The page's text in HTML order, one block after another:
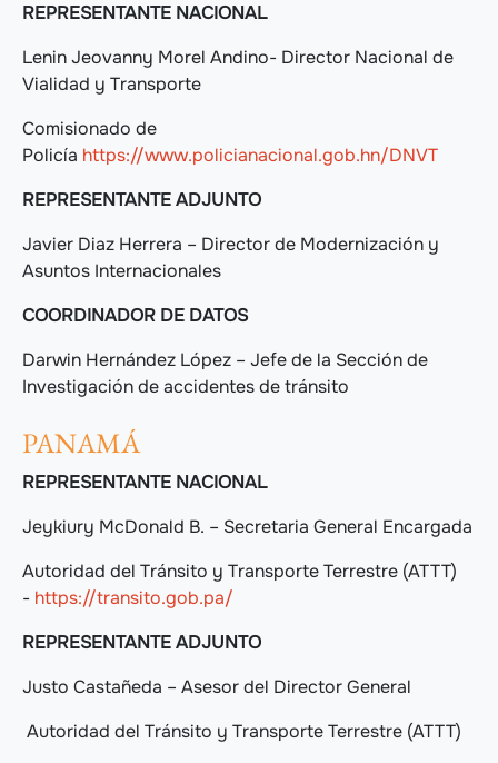
REPRESENTANTE NACIONAL
Lenin Jeovanny Morel Andino- Director Nacional de
Vialidad y Transporte
Comisionado de
Policía https://www.policianacional.gob.hn/DNVT
REPRESENTANTE ADJUNTO
Javier Diaz Herrera – Director de Modernización y
Asuntos Internacionales
COORDINADOR DE DATOS
Darwin Hernández López – Jefe de la Sección de
Investigación de accidentes de tránsito
PANAMÁ
REPRESENTANTE NACIONAL
Jeykiury McDonald B. – Secretaria General Encargada
Autoridad del Tránsito y Transporte Terrestre (ATTT)
- https://transito.gob.pa/
REPRESENTANTE ADJUNTO
Justo Castañeda – Asesor del Director General
Autoridad del Tránsito y Transporte Terrestre (ATTT)